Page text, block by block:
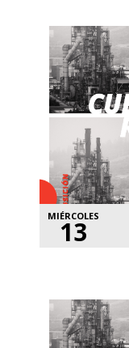
MIÉRCOLES
13